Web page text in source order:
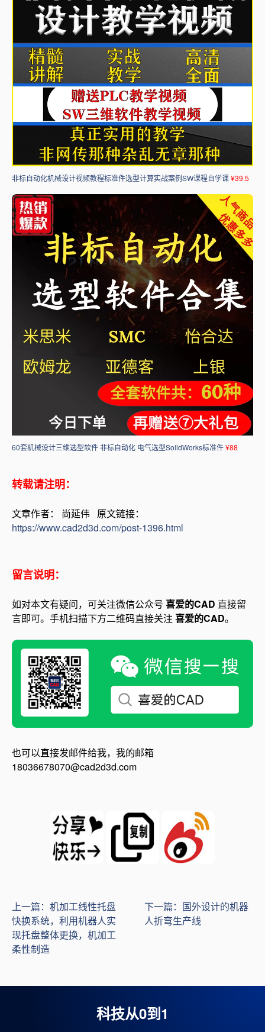
非标自动化机械设计视频教程标准件选型计算实战案例SW课程自学课¥39.5
60套机械设计三维选型软件 非标自动化 电气选型SolidWorks标准件¥88
转载请注明：
文章作者： 尚延伟 原文链接：
https://www.cad2d3d.com/post-1396.html
留言说明：
如对本文有疑问，可关注微信公众号 喜爱的CAD 直接留
言即可。手机扫描下方二维码直接关注 喜爱的CAD。
也可以直接发邮件给我，我的邮箱
18036678070@cad2d3d.com
上一篇：机加工线性托盘
快换系统，利用机器人实
现托盘整体更换，机加工
柔性制造
下一篇：国外设计的机器
人折弯生产线
科技从0到1